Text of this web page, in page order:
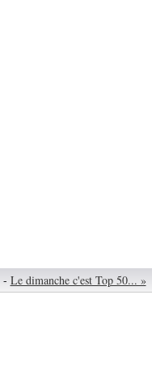
- Le dimanche c'est Top 50... »